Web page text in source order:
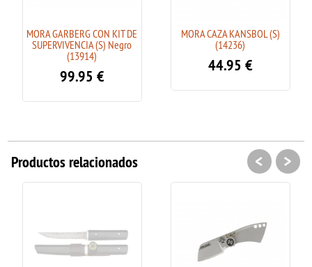
MORA GARBERG CON KIT DE
SUPERVIVENCIA (S) Negro
(13914)
99.95 €
MORA CAZA KANSBOL (S)
(14236)
44.95 €
Productos relacionados < >